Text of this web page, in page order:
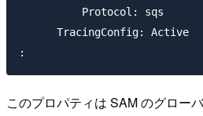
          Protocol: sqs
      TracingConfig: Active
このプロパティは SAM のグロー